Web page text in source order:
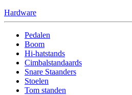
Hardware
Pedalen
Boom
Hi-hatstands
Cimbalstandaards
Snare Staanders
Stoelen
Tom standen